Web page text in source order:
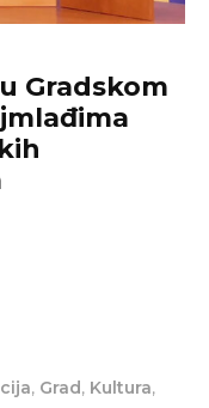
Gradskom
, Grad, Kultura,